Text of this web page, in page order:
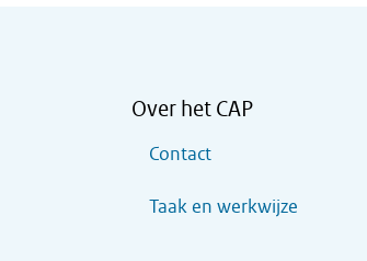
Over het CAP
Contact
Taak en werkwijze